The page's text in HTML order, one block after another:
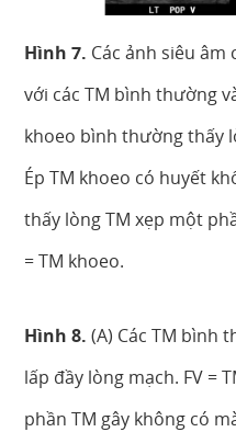
Hình 7. Các ảnh siêu
với các TM bình thường
khoeo bình thường thấy
Ép TM khoeo có huyết
thấy lòng TM xẹp một
= TM khoeo.
Hình 8. (A) Các TM bình
lấp đầy lòng mạch. FV =
phần TM gây không có